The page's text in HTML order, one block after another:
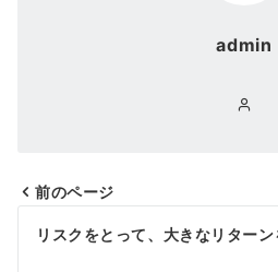
admin
前のページ
リスクをとって、大きなリター